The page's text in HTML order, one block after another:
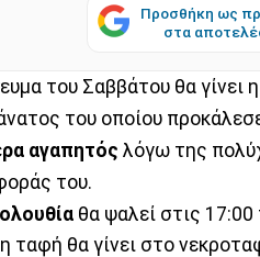
Προσθήκη ως
στα
του Σαββάτου θα γίνει η
του οποίου
αγαπητός λόγω της
του.
θα ψαλεί στις
ταφή θα γίνει στο